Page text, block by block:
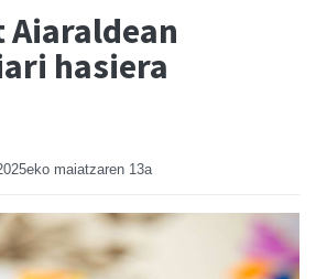
Aiaraldean
hasiera
maiatzaren 13a